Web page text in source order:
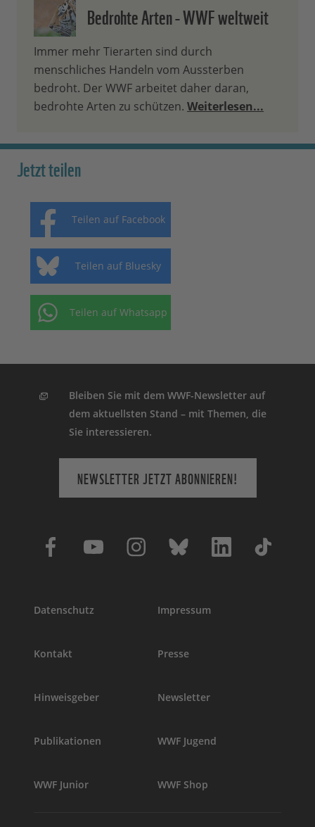
Bedrohte Arten - WWF weltweit
Immer mehr Tierarten sind durch
menschliches Handeln vom Aussterben
bedroht. Der WWF arbeitet daher daran,
bedrohte Arten zu schützen. Weiterlesen...
Jetzt teilen
Teilen auf Facebook
Teilen auf Bluesky
Teilen auf Whatsapp
Bleiben Sie mit dem WWF-Newsletter auf
dem aktuellsten Stand – mit Themen, die
Sie interessieren.
NEWSLETTER JETZT ABONNIEREN!
Datenschutz Impressum
Kontakt Presse
Hinweisgeber Newsletter
Publikationen WWF Jugend
WWF Junior WWF Shop